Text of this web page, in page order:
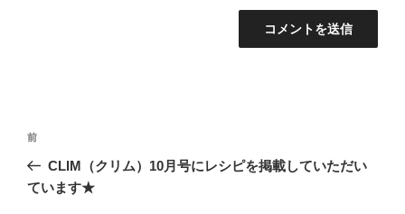
投
ナ
前
の
投
前
CLIM（クリム）10月号にレシピを掲載していただい
ています★